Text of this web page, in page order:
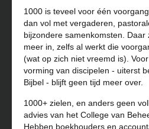
1000 is teveel voor één
dan vol met vergaderen,
bijzondere samenkomsten.
meer in, zelfs al werkt die
(wat op zich niet vreemd is).
vorming van discipelen - uiterst
Bijbel - blijft geen tijd meer over.
1000+ zielen, en anders geen
advies van het College van
Hebben boekhouders en